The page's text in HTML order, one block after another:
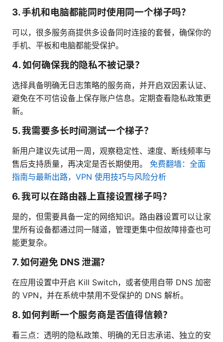
3. 手机和电脑都能同时使用同一个梯子吗？
可以，很多服务商提供多设备同时连接的套餐，确保你的
手机、平板和电脑都能受保护。
4. 如何确保我的隐私不被记录？
选择具备明确无日志策略的服务商，并开启双因素认证、
避免在不可信设备上保存账户信息。定期查看隐私政策更
新。
5. 我需要多长时间测试一个梯子？
新用户建议先试用一周，观察稳定性、速度、断线频率与
售后支持质量，再决定是否长期使用。 免费翻墙：全面
指南与最新出路，VPN 使用技巧与风险分析
6. 我可以在路由器上直接设置梯子吗？
是的，但需要具备一定的网络知识。路由器设置可以让家
里所有设备都通过同一隧道，管理更集中但故障排查也可
能更复杂。
7. 如何避免 DNS 泄漏？
在应用设置中开启 Kill Switch，或者使用自带 DNS 加密
的 VPN，并在系统中禁用不受保护的 DNS 解析。
8. 如何判断一个服务商是否值得信赖？
看三点：透明的隐私政策、明确的无日志承诺、独立的安